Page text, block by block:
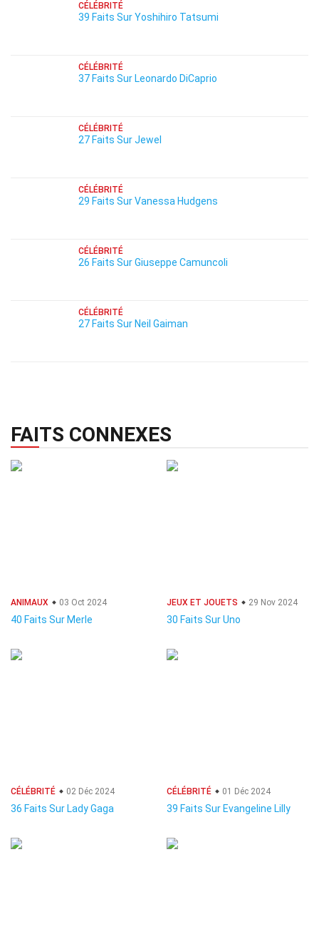
CÉLÉBRITÉ
39 Faits Sur Yoshihiro Tatsumi
CÉLÉBRITÉ
37 Faits Sur Leonardo DiCaprio
CÉLÉBRITÉ
27 Faits Sur Jewel
CÉLÉBRITÉ
29 Faits Sur Vanessa Hudgens
CÉLÉBRITÉ
26 Faits Sur Giuseppe Camuncoli
CÉLÉBRITÉ
27 Faits Sur Neil Gaiman
FAITS CONNEXES
ANIMAUX 03 Oct 2024
40 Faits Sur Merle
JEUX ET JOUETS 29 Nov 2024
30 Faits Sur Uno
CÉLÉBRITÉ 02 Déc 2024
36 Faits Sur Lady Gaga
CÉLÉBRITÉ 01 Déc 2024
39 Faits Sur Evangeline Lilly